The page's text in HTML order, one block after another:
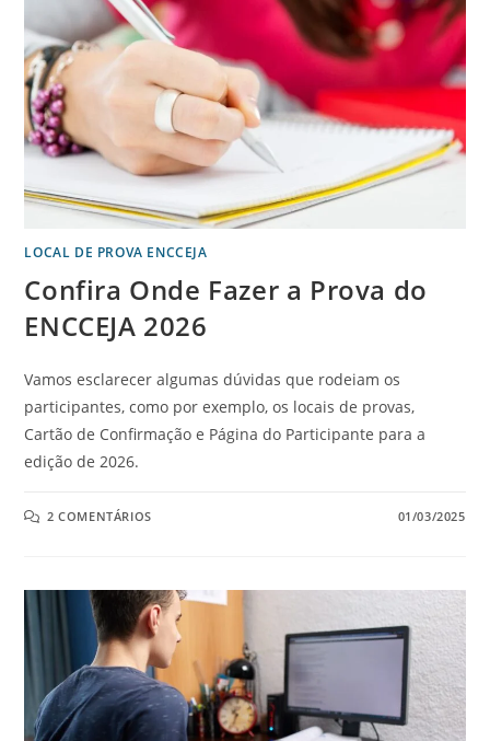
LOCAL DE PROVA ENCCEJA
Confira Onde Fazer a Prova do
ENCCEJA 2026
Vamos esclarecer algumas dúvidas que rodeiam os
participantes, como por exemplo, os locais de provas,
Cartão de Confirmação e Página do Participante para a
edição de 2026.
2 COMENTÁRIOS 01/03/2025